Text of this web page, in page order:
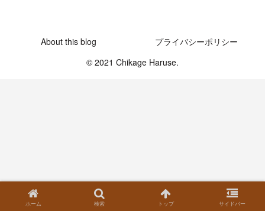
About this blog
プライバシーポリシー
© 2021 Chikage Haruse.
ホーム 検索 トップ サイドバー